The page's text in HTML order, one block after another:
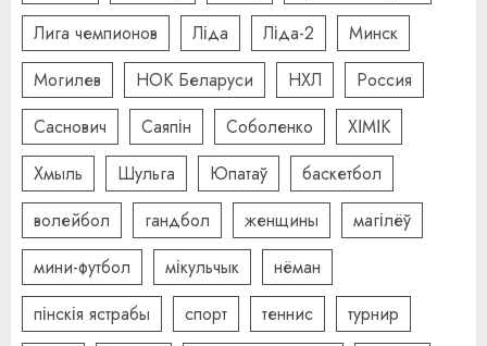
Лига чемпионов
Ліда Ліда-2
Минск
Могилев
НОК Беларуси НХЛ
Россия
Саснович
Саяпін Соболенко
ХІМІК
Хмыль
Шульга Юпатаў
баскетбол
волейбол
гандбол женщины
магілёў
мини-футбол
мікульчык
нёман
пінскія ястрабы
спорт теннис
турнир